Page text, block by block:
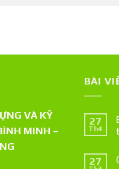
VÀ KỸ
MINH –
BÀI
27
Th4
27